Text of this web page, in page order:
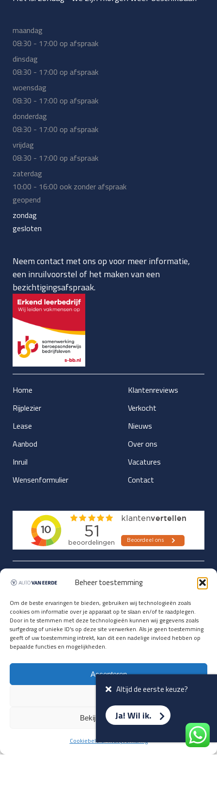
Beheer toestemming
Om de beste ervaringen te bieden, gebruiken wij technologieën zoals
cookies om informatie over je apparaat op te slaan en/of te raadplegen.
Door in te stemmen met deze technologieën kunnen wij gegevens zoals
surfgedrag of unieke ID's op deze site verwerken. Als je geen toestemming
geeft of uw toestemming intrekt, kan dit een nadelige invloed hebben op
bepaalde functies en mogelijkheden.
Accepteren
Bekijk voorkeuren
CookiebeleidPrivacyverklaring
Terug naar overzicht
maandag
08:30 - 17:00 op afspraak
dinsdag
08:30 - 17:00 op afspraak
woensdag
08:30 - 17:00 op afspraak
donderdag
08:30 - 17:00 op afspraak
vrijdag
08:30 - 17:00 op afspraak
zaterdag
10:00 - 16:00 ook zonder afspraak
geopend
zondag
gesloten
Neem contact met ons op voor meer informatie,
een inruilvoorstel of het maken van een
bezichtigingsafspraak.
Home
Rijplezier
Lease
Aanbod
Inruil
Wensenformulier
Klantenreviews
Verkocht
Nieuws
Over ons
Vacatures
Contact
Updates over nieuwbinnen-komers
vóórdat ze op de portals staan?
Registreer je hier.
E-mailadres *
Altijd de eerste keuze?
Ja! Wil ik.